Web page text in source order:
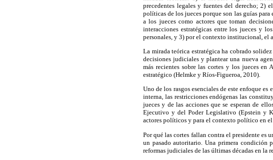
precedentes legales y fuentes del derecho; 2)
políticas de los jueces porque son las guías
a los jueces como actores que toman
interacciones estratégicas entre los jueces y
personales, y 3) por el contexto institucional, el
La mirada teórica estratégica ha cobrado
decisiones judiciales y plantear una nueva
más recientes sobre las cortes y los jueces en
estratégico (Helmke y Ríos-Figueroa, 2010).
Uno de los rasgos esenciales de este enfoque
interna, las restricciones endógenas las
jueces y de las acciones que se esperan de
Ejecutivo y del Poder Legislativo (Epstein y
actores políticos y para el contexto político en el
Por qué las cortes fallan contra el presidente es
un pasado autoritario. Una primera condición
reformas judiciales de las últimas décadas en la